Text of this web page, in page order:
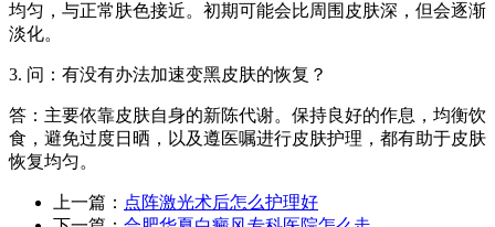
均匀，与正常肤色接近。初期可能会比周围皮肤深，但会逐渐
淡化。
3. 问：有没有办法加速变黑皮肤的恢复？
答：主要依靠皮肤自身的新陈代谢。保持良好的作息，均衡饮
食，避免过度日晒，以及遵医嘱进行皮肤护理，都有助于皮肤
恢复均匀。
上一篇： 点阵激光术后怎么护理好